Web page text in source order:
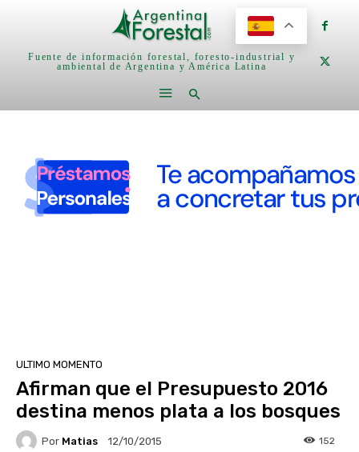
Fuente de información forestal, foresto-industrial y
ambiental de Argentina y América Latina
ULTIMO MOMENTO
Afirman que el Presupuesto 2016
destina menos plata a los bosques
Por Matias 12/10/2015 152